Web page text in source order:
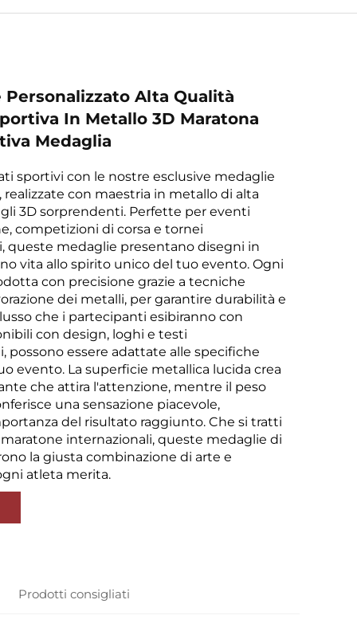
Alta Qualità
In Metallo 3D Maratona
Medaglia
sportivi con le nostre esclusive medaglie
realizzate con maestria in metallo di alta
3D sorprendenti. Perfette per eventi
competizioni di corsa e tornei
queste medaglie presentano disegni in
vita allo spirito unico del tuo evento. Ogni
con precisione grazie a tecniche
dei metalli, per garantire durabilità e
che i partecipanti esibiranno con
con design, loghi e testi
possono essere adattate alle specifiche
evento. La superficie metallica lucida crea
che attira l'attenzione, mentre il peso
una sensazione piacevole,
del risultato raggiunto. Che si tratti
internazionali, queste medaglie di
la giusta combinazione di arte e
atleta merita.
Prodotti consigliati